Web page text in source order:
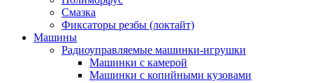
Смазка
Фиксаторы резбы (локтайт)
Машины
Радиоуправляемые машинки-игрушки
Машинки с камерой
Машинки с копийными кузовами